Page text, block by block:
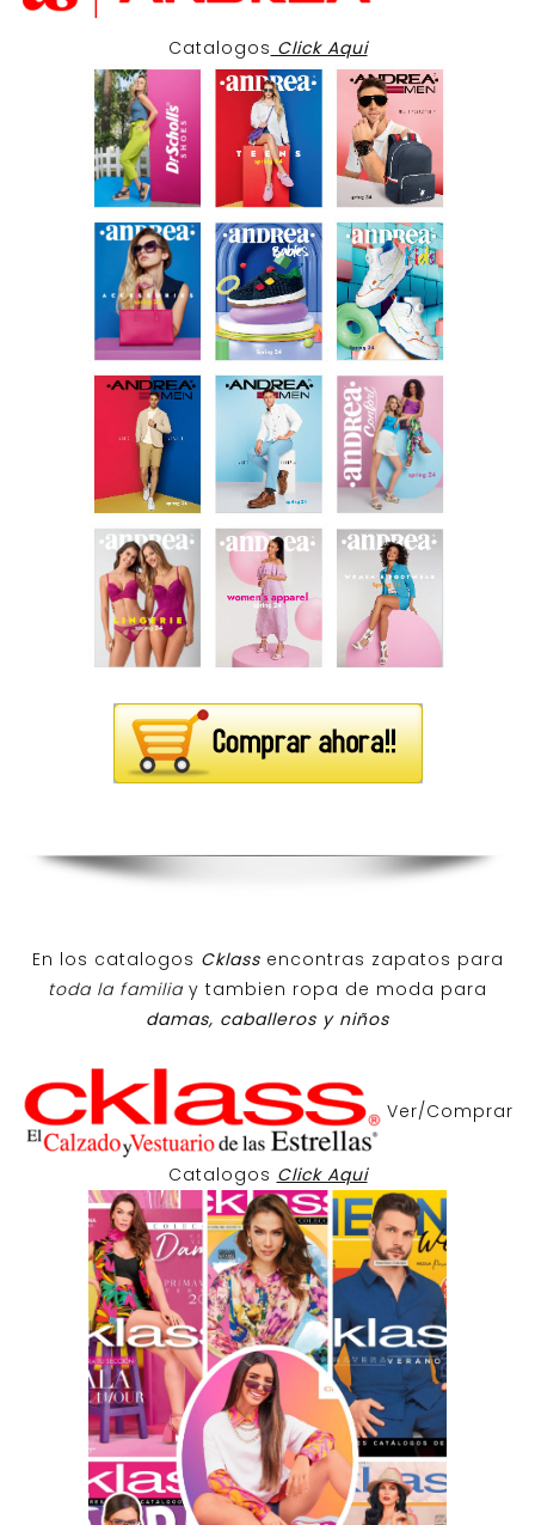
Catalogos Click Aqui
En los catalogos Cklass encontras zapatos para
toda la familiay tambien ropa de moda para
damas, caballeros y niños
Ver/Comprar
Catalogos Click Aqui